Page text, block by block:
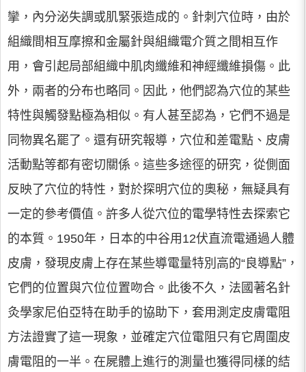
攣，內分泌失調或肌緊張造成的。針刺穴位時，由於
組織間相互摩擦和金屬針與組織電介質之間相互作
用，會引起局部組織中肌肉纖維和神經纖維損傷。此
外，兩者的分布也略同。因此，他們認為穴位的某些
特性與觸發點極為相似。有人甚至認為，它們不過是
同物異名罷了。還有研究報導，穴位和差電點、皮膚
活動點等都有密切關係。這些多途徑的研究，從側面
反映了穴位的特性，對於探明穴位的奧秘，無疑具有
一定的參考價值。許多人從穴位的電學特性去探索它
的本質。1950年，日本的中谷用12伏直流電通過人體
皮膚，發現皮膚上存在某些導電量特別高的“良導點”，
它們的位置與穴位位置吻合。此後不久，法國著名針
灸學家尼伯亞特在助手的協助下，套用測定皮膚電阻
方法證實了這一現象，並確定穴位電阻只有它周圍皮
膚電阻的一半。在屍體上進行的測量也獲得同樣的結